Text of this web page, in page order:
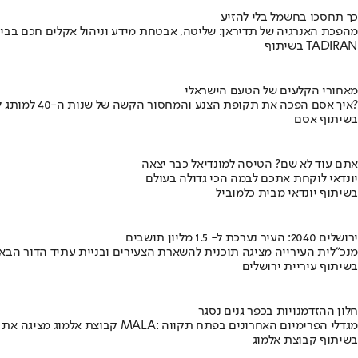
כך תחסכו בחשמל בלי להזיע
מהפכת האנרגיה של תדיראן: שליטה, אבטחת מידע וניהול אקלים חכם
בשיתוף TADIRAN
מאחורי הקלעים של הטעם הישראלי
איך אסם הפכה את תקופת הצנע והמחסור הקשה של שנות ה-40 למותג לאומי?
בשיתוף אסם
אתם עוד לא שם? הטיסה למונדיאל כבר יצאה
יונדאי לוקחת אתכם לבמה הכי גדולה בעולם
בשיתוף יונדאי מבית כלמוביל
ירושלים 2040: העיר נערכת ל- 1.5 מליון תושבים
מנכ"לית העירייה מציגה תוכנית להשארת הצעירים ובניית עתיד הדור
בשיתוף עיריית ירושלים
חלון ההזדמנויות בכפר גנים נסגר
קבוצת אלמוג מציגה את פרויקט MALA: מגדלי הפרימיום האחרונים בפתח תקווה
בשיתוף קבוצת אלמוג